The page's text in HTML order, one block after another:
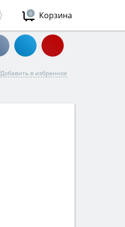
0 Корзина
Добавить в избранное